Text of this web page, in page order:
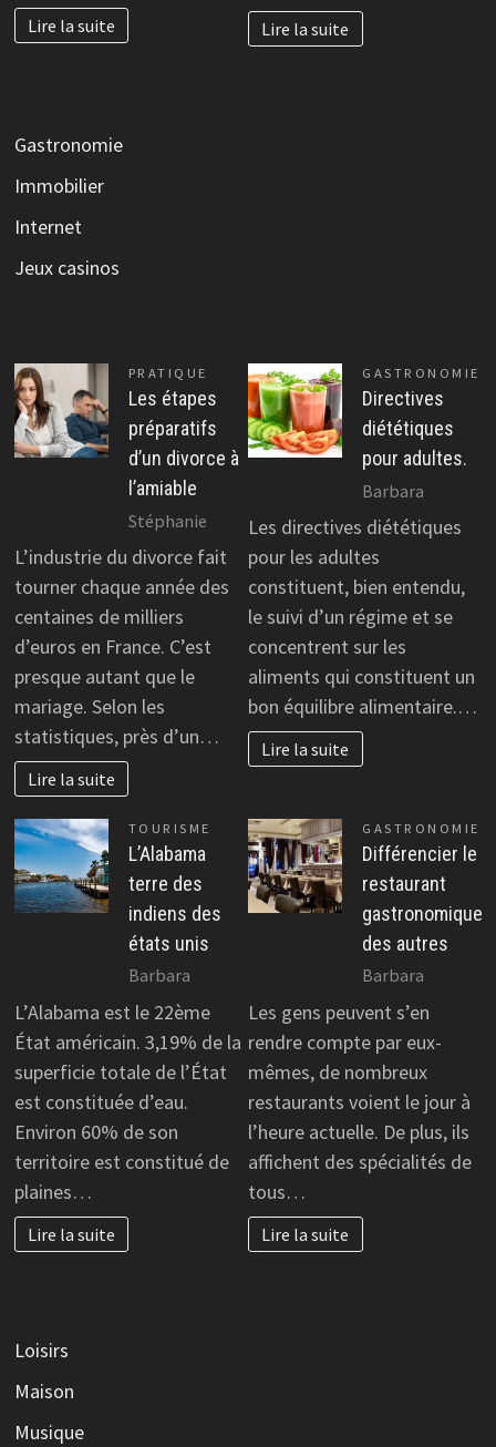
Lire la suite Lire la suite
Gastronomie
Immobilier
Internet
Jeux casinos
PRATIQUE
Les étapes
préparatifs
d’un divorce à
l’amiable
Stéphanie
L’industrie du divorce fait
tourner chaque année des
centaines de milliers
d’euros en France. C’est
presque autant que le
mariage. Selon les
statistiques, près d’un…
Lire la suite
GASTRONOMIE
Directives
diététiques
pour adultes.
Barbara
Les directives diététiques
pour les adultes
constituent, bien entendu,
le suivi d’un régime et se
concentrent sur les
aliments qui constituent un
bon équilibre alimentaire.…
Lire la suite
TOURISME
L’Alabama
terre des
indiens des
états unis
Barbara
L’Alabama est le 22ème
État américain. 3,19% de la
superficie totale de l’État
est constituée d’eau.
Environ 60% de son
territoire est constitué de
plaines…
Lire la suite
GASTRONOMIE
Différencier le
restaurant
gastronomique
des autres
Barbara
Les gens peuvent s’en
rendre compte par eux-
mêmes, de nombreux
restaurants voient le jour à
l’heure actuelle. De plus, ils
affichent des spécialités de
tous…
Lire la suite
Loisirs
Maison
Musique